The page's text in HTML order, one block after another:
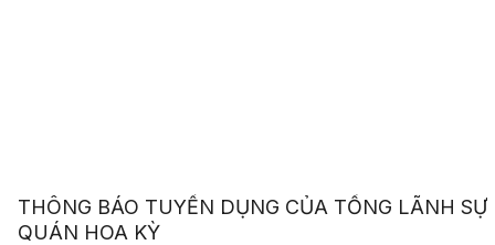
THÔNG BÁO TUYỂN DỤNG CỦA TỔNG LÃNH SỰ
QUÁN HOA KỲ